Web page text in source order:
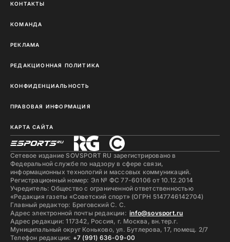
КОНТАКТЫ
КОМАНДА
РЕКЛАМА
РЕДАКЦИОННАЯ ПОЛИТИКА
КОНФИДЕНЦИАЛЬНОСТЬ
ПРАВОВАЯ ИНФОРМАЦИЯ
КАРТА САЙТА
Сетевое издание SOVSPORT RU зарегистрировано в
Федеральной службе по надзору в сфере связи,
информационных технологий и массовых коммуникаций.
Регистрационный номер: Эл № ФС 77-60106 от 10.12.2014
Учредитель: Общество с ограниченной ответственностью
«Редакция газеты «Советский спорт» (ОГРН 5147746142704)
Главный редактор: Бреговский С. С.
Адрес электронной почты редакции: info@sovsport.ru
Адрес редакции: 117342, Россия, г. Москва, вн.тер.г.
Муниципальный округ Коньково, ул. Бутлерова, 17, помещ. 2/7
Телефон редакции: +7 (991) 636-09-00